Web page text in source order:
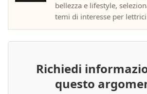
bellezza e lifestyle,
temi di interesse per
Richiedi
questo